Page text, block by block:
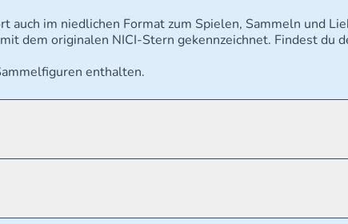
auch im niedlichen Format zum Spielen, Sammeln und
dem originalen NICI-Stern gekennzeichnet. Findest du
enthalten.